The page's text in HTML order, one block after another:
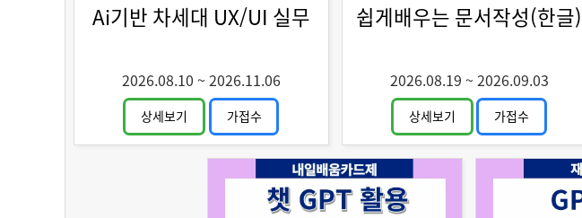
특화훈련
Ai기반 차세대 UX/UI 실무
2026.08.10 ~ 2026.11.06
상세보기 가접수
디자인
쉽게배우는 문서작성(한글)
2026.08.19 ~ 2026.09.03
상세보기 가접수